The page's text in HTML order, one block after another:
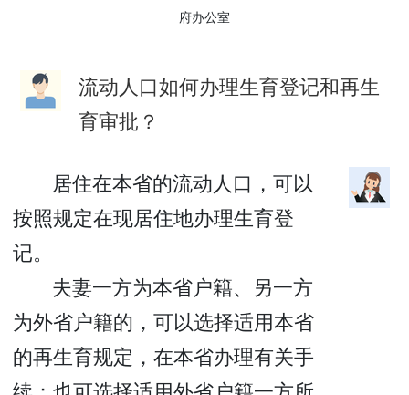
府办公室
流动人口如何办理生育登记和再生
育审批？
居住在本省的流动人口，可以
按照规定在现居住地办理生育登
记。
夫妻一方为本省户籍、另一方
为外省户籍的，可以选择适用本省
的再生育规定，在本省办理有关手